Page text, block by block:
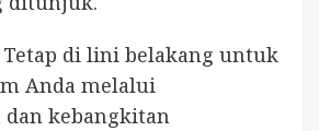
Tetap di lini belakang untuk
Anda melalui
kebangkitan